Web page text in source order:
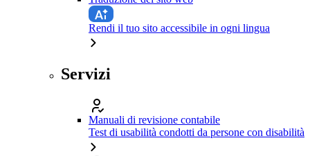
Rendi il tuo sito accessibile in ogni lingua
Servizi
Manuali di revisione contabile
Test di usabilità condotti da persone con disabilità